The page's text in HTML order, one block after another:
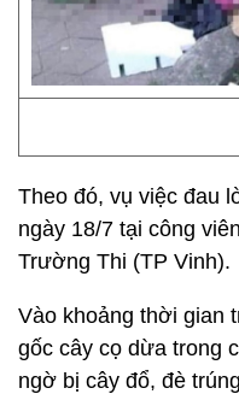
Theo đó, vụ việc đau
ngày 18/7 tại công
Trường Thi (TP Vinh).
Vào khoảng thời gian
gốc cây cọ dừa trong
ngờ bị cây đổ, đè